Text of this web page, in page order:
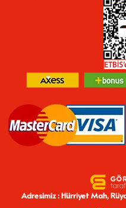
Adresimiz : Hürriyet Mah,